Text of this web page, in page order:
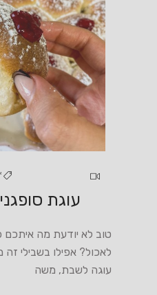
עוגת
טוב לא יודעת מה
לאכול? אפילו בשבילי זה
עוגה לשבת, משה